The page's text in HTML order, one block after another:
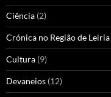
Ciência (2)
Crónica no Região de Leiria
Cultura (9)
Devaneios (12)